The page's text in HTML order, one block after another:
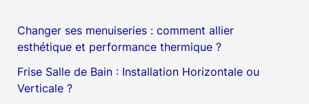
Changer ses menuiseries : comment allier
esthétique et performance thermique ?
Frise Salle de Bain : Installation Horizontale ou
Verticale ?